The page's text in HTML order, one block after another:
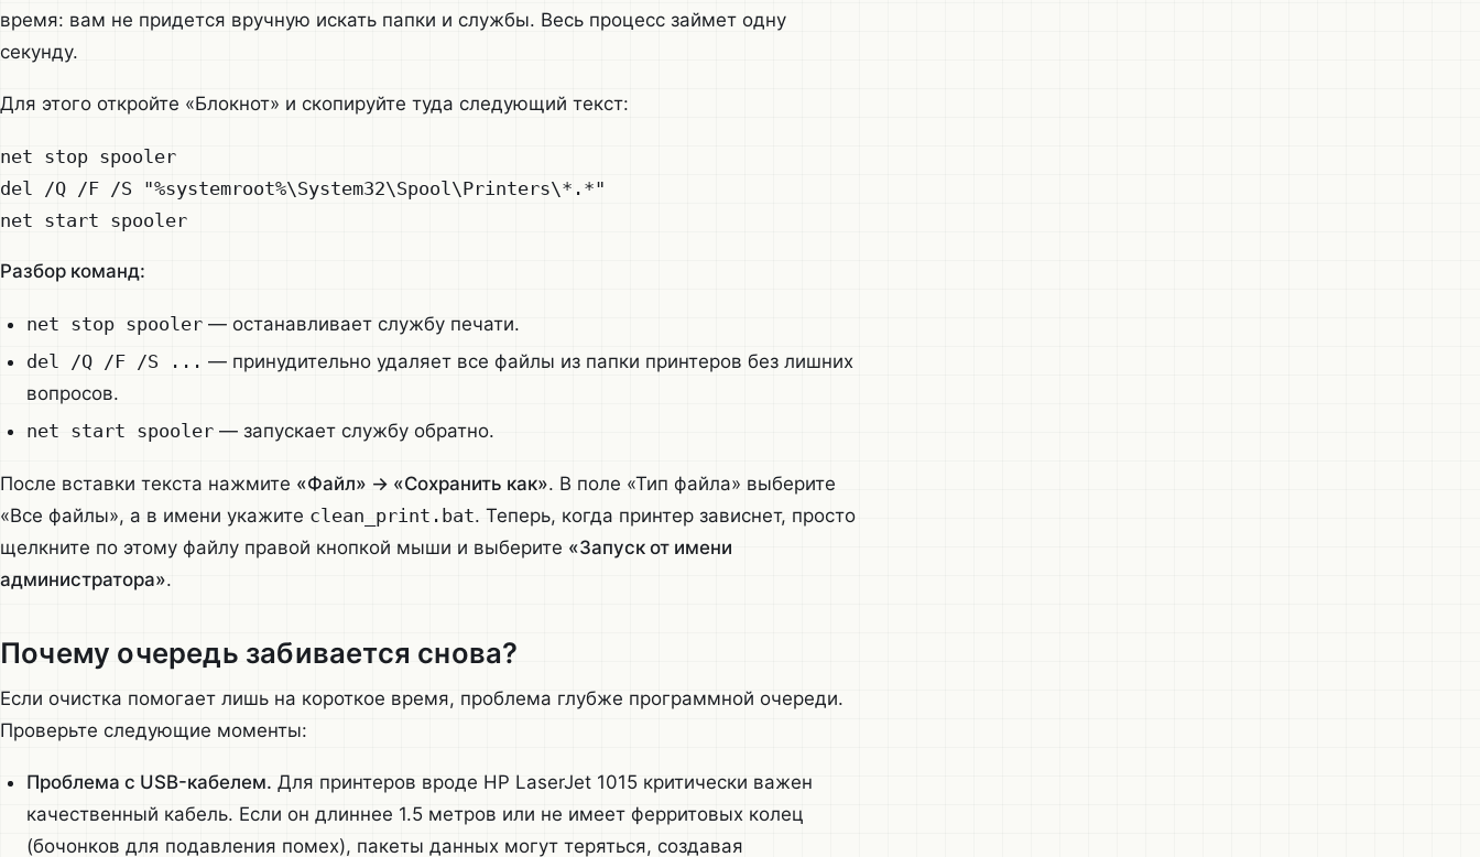
время: вам не придется вручную искать папки и службы. Весь процесс займет одну
секунду.
Для этого откройте «Блокнот» и скопируйте туда следующий текст:
net stop spooler
del /Q /F /S "%systemroot%\System32\Spool\Printers\*.*"
Разбор команд:
net stop spooler— останавливает службу печати.
del /Q /F /S ... — принудительно удаляет все файлы из папки принтеров без лишних
вопросов.
net start spooler— запускает службу обратно.
После вставки текста нажмите «Файл» → «Сохранить как». В поле «Тип файла» выберите
«Все файлы», а в имени укажите clean_print.bat. Теперь, когда принтер зависнет, просто
щелкните по этому файлу правой кнопкой мыши и выберите «Запуск от имени
администратора».
Почему очередь забивается снова?
Если очистка помогает лишь на короткое время, проблема глубже программной очереди.
Проверьте следующие моменты:
Проблема с USB-кабелем. Для принтеров вроде HP LaserJet 1015 критически важен
качественный кабель. Если он длиннее 1.5 метров или не имеет ферритовых колец
(бочонков для подавления помех), пакеты данных могут теряться, создавая